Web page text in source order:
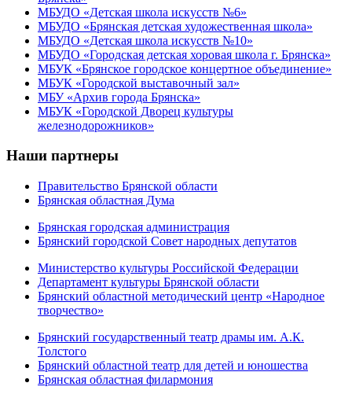
МБУДО «Детская школа искусств №6»
МБУДО «Брянская детская художественная школа»
МБУДО «Детская школа искусств №10»
МБУДО «Городская детская хоровая школа г. Брянска»
МБУК «Брянское городское концертное объединение»
МБУК «Городской выставочный зал»
МБУ «Архив города Брянска»
МБУК «Городской Дворец культуры
железнодорожников»
Наши партнеры
Правительство Брянской области
Брянская областная Дума
Брянская городская администрация
Брянский городской Совет народных депутатов
Министерство культуры Российской Федерации
Департамент культуры Брянской области
Брянский областной методический центр «Народное
творчество»
Брянский государственный театр драмы им. А.К.
Толстого
Брянский областной театр для детей и юношества
Брянская областная филармония